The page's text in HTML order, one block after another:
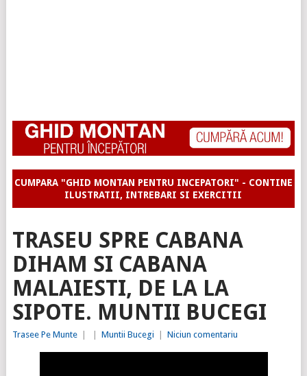
CUMPARA "GHID MONTAN PENTRU INCEPATORI" - CONTINE
ILUSTRATII, INTREBARI SI EXERCITII
TRASEU SPRE CABANA
DIHAM SI CABANA
MALAIESTI, DE LA LA
SIPOTE. MUNTII BUCEGI
Trasee Pe Munte Muntii Bucegi Niciun comentariu